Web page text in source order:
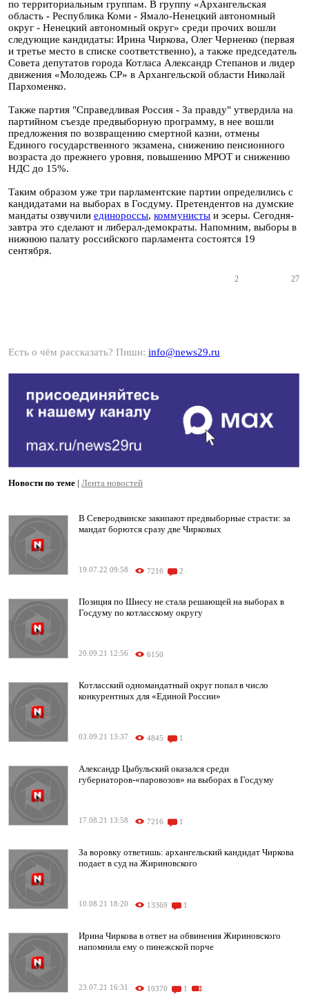
по территориальным группам. В группу «Архангельская
область - Республика Коми - Ямало-Ненецкий автономный
округ - Ненецкий автономный округ» среди прочих вошли
следующие кандидаты: Ирина Чиркова, Олег Черненко (первая
и третье место в списке соответственно), а также председатель
Совета депутатов города Котласа Александр Степанов и лидер
движения «Молодежь СР» в Архангельской области Николай
Пархоменко.
Также партия "Справедливая Россия - За правду" утвердила на
партийном съезде предвыборную программу, в нее вошли
предложения по возвращению смертной казни, отмены
Единого государственного экзамена, снижению пенсионного
возраста до прежнего уровня, повышению МРОТ и снижению
НДС до 15%.
Таким образом уже три парламентские партии определились с
кандидатами на выборах в Госдуму. Претендентов на думские
мандаты озвучили единороссы, коммунисты и эсеры. Сегодня-
завтра это сделают и либерал-демократы. Напомним, выборы в
нижнюю палату российского парламента состоятся 19
сентября.
2 27
Есть о чём рассказать? Пиши: info@news29.ru
Новости по теме | Лента новостей
В Северодвинске закипают предвыборные страсти: за
мандат борются сразу две Чирковых
19.07.22 09:58 7216 2
Позиция по Шиесу не стала решающей на выборах в
Госдуму по котласскому округу
20.09.21 12:56 6150
Котласский одномандатный округ попал в число
конкурентных для «Единой России»
03.09.21 13:37 4845 1
Александр Цыбульский оказался среди
губернаторов-«паровозов» на выборах в Госдуму
17.08.21 13:58 7216 1
За воровку ответишь: архангельский кандидат Чиркова
подает в суд на Жириновского
10.08.21 18:20 13369 1
Ирина Чиркова в ответ на обвинения Жириновского
напомнила ему о пинежской порче
23.07.21 16:31 10370 1